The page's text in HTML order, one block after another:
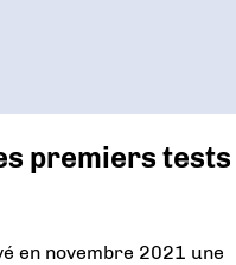
premiers tests
en novembre 2021 une